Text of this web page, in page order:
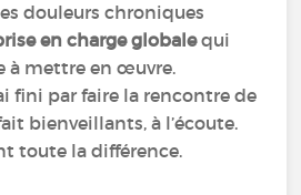
douleurs chroniques
en charge globalequi
à mettre en œuvre.
fini par faire la rencontre de
bienveillants, à l’écoute.
toute la différence.